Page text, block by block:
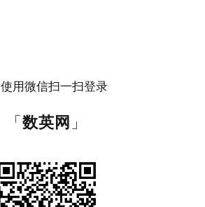
使用微信扫一扫登录
「数英网 」